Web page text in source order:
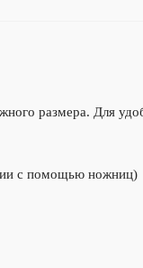
размера. Для
с помощью ножниц)